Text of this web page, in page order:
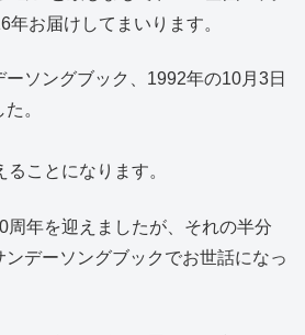
年お届けしてまいります。
ーソングブック、1992年の10月3日
。
ことになります。
周年を迎えましたが、それの半分
ンデーソングブックでお世話になっ